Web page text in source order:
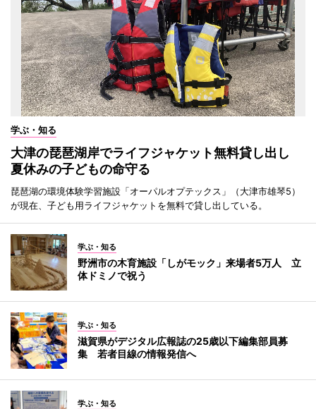
学ぶ・知る
大津の琵琶湖岸でライフジャケット無料貸し出し
夏休みの子どもの命守る
琵琶湖の環境体験学習施設「オーパルオプテックス」（大津市雄琴5）
が現在、子ども用ライフジャケットを無料で貸し出している。
学ぶ・知る
野洲市の木育施設「しがモック」来場者5万人 立
体ドミノで祝う
学ぶ・知る
滋賀県がデジタル広報誌の25歳以下編集部員募
集 若者目線の情報発信へ
学ぶ・知る